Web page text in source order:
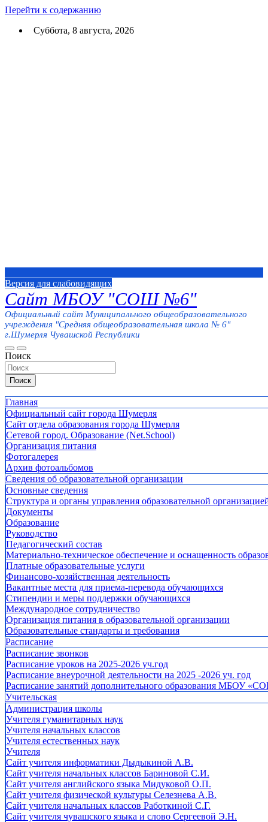
Перейти к содержанию
Суббота, 8 августа, 2026
Версия для слабовидящих
Сайт МБОУ "СОШ №6"
Официальный сайт Муниципального общеобразовательного
учреждения "Средняя общеобразовательная школа № 6"
г.Шумерля Чувашской Республики
Поиск
Поиск
Главная
Официальный сайт города Шумерля
Сайт отдела образования города Шумерля
Сетевой город. Образование (Net.School)
Организация питания
Фотогалерея
Архив фотоальбомов
Сведения об образовательной организации
Основные сведения
Структура и органы управления образовательной
Документы
Образование
Руководство
Педагогический состав
Материально-техническое обеспечение и оснащенность
Платные образовательные услуги
Финансово-хозяйственная деятельность
Вакантные места для приема-перевода обучающихся
Стипендии и меры поддержки обучающихся
Международное сотрудничество
Организация питания в образовательной организации
Образовательные стандарты и требования
Расписание
Расписание звонков
Расписание уроков на 2025-2026 уч.год
Расписание внеурочной деятельности на 2025 -2026 уч. год
Расписание занятий дополнительного образования МБОУ
Учительская
Администрация школы
Учителя гуманитарных наук
Учителя начальных классов
Учителя естественных наук
Учителя
Cайт учителя информатики Дыдыкиной А.В.
Сайт учителя начальных классов Бариновой С.И.
Сайт учителя английского языка Мидуковой О.П.
Сайт учителя физической культуры Селезнева А.В.
Сайт учителя начальных классов Работкиной С.Г.
Сайт учителя чувашского языка и слово Сергеевой Э.Н.